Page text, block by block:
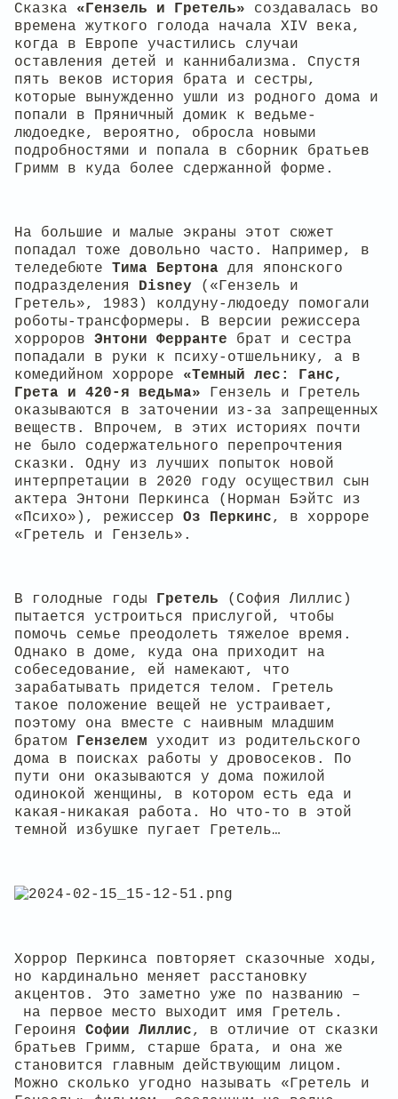
Сказка «Гензель и Гретель» создавалась во
времена жуткого голода начала XIV века,
когда в Европе участились случаи
оставления детей и каннибализма. Спустя
пять веков история брата и сестры,
которые вынужденно ушли из родного дома и
попали в Пряничный домик к ведьме-
людоедке, вероятно, обросла новыми
подробностями и попала в сборник братьев
Гримм в куда более сдержанной форме.
На большие и малые экраны этот сюжет
попадал тоже довольно часто. Например, в
теледебюте Тима Бертона для японского
подразделения
Disney («Гензель и
Гретель», 1983) колдуну-людоеду помогали
роботы-трансформеры. В версии режиссера
хорроров Энтони Ферранте брат и сестра
попадали в руки к психу-отшельнику, а в
комедийном хорроре «Темный лес: Ганс,
Грета и 420-я ведьма» Гензель и Гретель
оказываются в заточении из-за запрещенных
веществ. Впрочем, в этих историях почти
не было содержательного перепрочтения
сказки. Одну из лучших попыток новой
интерпретации в 2020 году осуществил сын
актера Энтони Перкинса (Норман Бэйтс из
«Психо»), режиссер Оз Перкинс, в хорроре
«Гретель и Гензель».
В голодные годы Гретель (София Лиллис)
пытается устроиться прислугой, чтобы
помочь семье преодолеть тяжелое время.
Однако в доме, куда она приходит на
собеседование, ей намекают, что
зарабатывать придется телом. Гретель
такое положение вещей не устраивает,
поэтому она вместе с наивным младшим
братом Гензелем уходит из родительского
дома в поисках работы у дровосеков. По
пути они оказываются у дома пожилой
одинокой женщины, в котором есть еда и
какая-никакая работа. Но что-то в этой
темной избушке пугает Гретель…
Хоррор Перкинса повторяет сказочные ходы,
но кардинально меняет расстановку
акцентов. Это заметно уже по названию –
на первое место выходит имя Гретель.
Героиня Софии Лиллис, в отличие от сказки
братьев Гримм, старше брата, и она же
становится главным действующим лицом.
Можно сколько угодно называть «Гретель и